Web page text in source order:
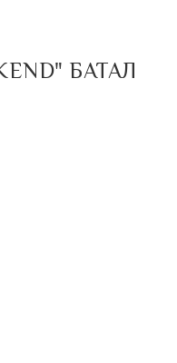
БАТАЛ